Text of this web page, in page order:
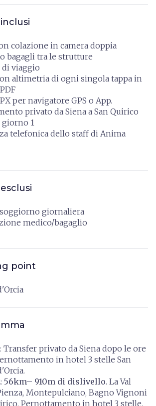
colazione in camera doppia
bagagli tra le strutture
viaggio
altimetria di ogni singola tappa in
per navigatore GPS o App.
privato da Siena a San Quirico
giorno 1
telefonica dello staff di Anima
giornaliera
medico/bagaglio
point
Transfer privato da Siena dopo le ore
in hotel 3 stelle San
56km– 910m di dislivello. La Val
Montepulciano, Bagno Vignoni
Pernottamento in hotel 3 stelle.